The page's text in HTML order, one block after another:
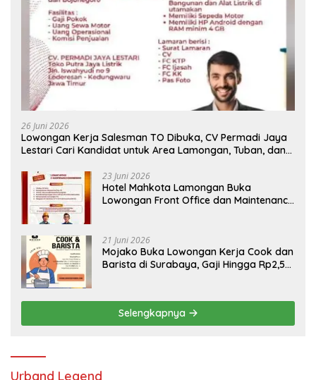
26 Juni 2026
Lowongan Kerja Salesman TO Dibuka, CV Permadi Jaya
Lestari Cari Kandidat untuk Area Lamongan, Tuban, dan
23 Juni 2026
Hotel Mahkota Lamongan Buka
Lowongan Front Office dan Maintenance
21 Juni 2026
Mojako Buka Lowongan Kerja Cook dan
Barista di Surabaya, Gaji Hingga Rp2,5
Selengkapnya
Urband Legend